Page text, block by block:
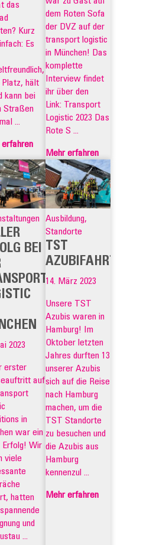
das
Kurz
Es
hält
kann bei
Straßen
...
erfahren
dem Roten Sofa
der DVZ auf der
transport logistic
in München! Das
komplette
Interview findet
ihr über den
Link: Transport
Logistic 2023 Das
Rote S ...
Mehr erfahren
BEI
2023
erster
auf
in
war ein
Erfolg! Wir
viele
hatten
und
...
Ausbildung,
Standorte
TST
AZUBIFAHRT
14. März 2023
Unsere TST
Azubis waren in
Hamburg! Im
Oktober letzten
Jahres durften 13
unserer Azubis
sich auf die Reise
nach Hamburg
machen, um die
TST Standorte
zu besuchen und
die Azubis aus
Hamburg
kennenzul ...
Mehr erfahren